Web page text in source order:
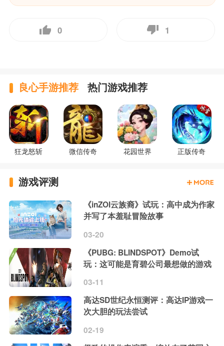
0 1
良心手游推荐 热门游戏推荐
狂龙怒斩 微信传奇 花园世界 正版传奇
游戏评测
《inZOI云族裔》试玩：高中成为作家
并写了本羞耻冒险故事
03-20
《PUBG: BLINDSPOT》Demo试
玩：这可能是育碧公司最想做的游戏
03-11
高达SD世纪永恒测评：高达IP游戏一
次大胆的玩法尝试
02-19